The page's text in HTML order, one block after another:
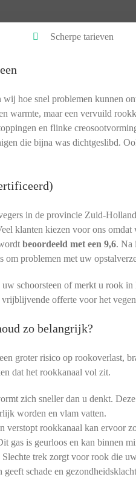
Scherpe tarieven
hoe snel problemen kunnen
warmte, maar een vervuild
en flinke
die bijna was dichtgeslibd.
in de provincie Zuid-
klanten kiezen voor ons
beoordeeld met een 9,6. Na
om problemen met uw
schoorsteen of merkt u rook in
offerte voor het
zo belangrijk?
groter risico op rookoverlast,
dat het rookkanaal vol zit.
zich sneller dan u denkt.
worden en vlam vatten.
verstopt rookkanaal kan ervoor
gas is geurloos en kan binnen
Slechte trek zorgt voor rook die
schade en